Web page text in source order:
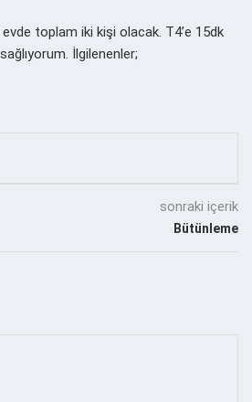
toplam iki kişi olacak. T4’e 15dk
İlgilenenler;
sonraki içerik
Bütünleme